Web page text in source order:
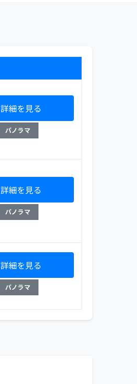
詳細を見る
パノラマ
詳細を見る
パノラマ
詳細を見る
パノラマ